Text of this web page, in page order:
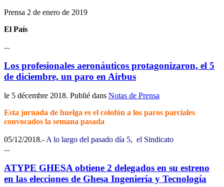
Prensa 2 de enero de 2019
El País
...
Los profesionales aeronáuticos protagonizaron, el 5
de diciembre, un paro en Airbus
le 5 décembre 2018. Publié dans Notas de Prensa
Esta jornada de huelga es el colofón a los paros parciales
convocados la semana pasada
05/12/2018.- A lo largo del pasado día 5, el Sindicato
...
ATYPE GHESA obtiene 2 delegados en su estreno
en las elecciones de Ghesa Ingeniería y Tecnología